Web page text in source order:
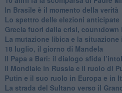
In Brasile è il momento della verità
Lo spettro delle elezioni anticipate
Grecia fuori dalla crisi, countdown
La mutazione libica e la situazione
18 luglio, il giorno di Mandela
Il Papa a Bari: il dialogo sfida
Il Mondiale in Russia e il ruolo di
Putin e il suo ruolo in Europa e in
La strada del Sultano verso il